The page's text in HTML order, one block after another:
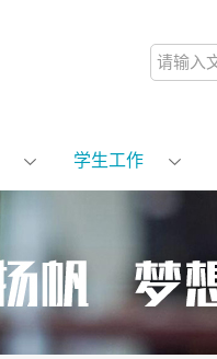
学生工作